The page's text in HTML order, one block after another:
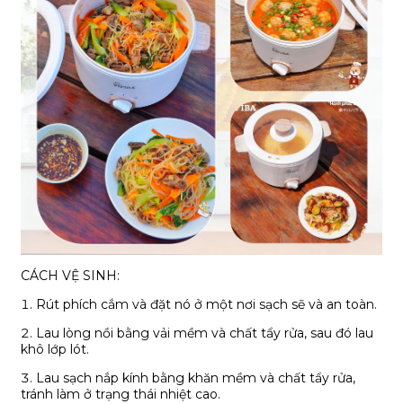
CÁCH VỆ SINH:
1. Rút phích cắm và đặt nó ở một nơi sạch sẽ và an toàn.
2. Lau lòng nồi bằng vải mềm và chất tẩy rửa, sau đó lau
khô lớp lót.
3. Lau sạch nắp kính bằng khăn mềm và chất tẩy rửa,
tránh làm ở trạng thái nhiệt cao.